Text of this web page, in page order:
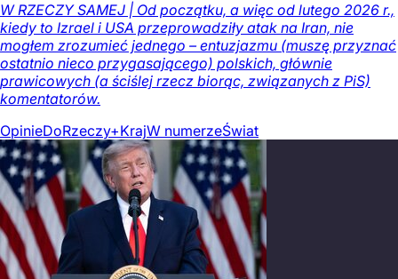
W RZECZY SAMEJ | Od początku, a więc od lutego 2026 r.,
kiedy to Izrael i USA przeprowadziły atak na Iran, nie
mogłem zrozumieć jednego – entuzjazmu (muszę przyznać
ostatnio nieco przygasającego) polskich, głównie
prawicowych (a ściślej rzecz biorąc, związanych z PiS)
komentatorów.
OpinieDoRzeczy+KrajW numerzeŚwiat